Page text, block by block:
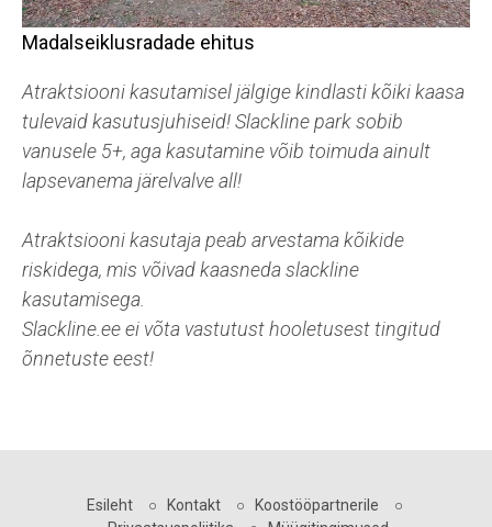
Madalseiklusradade ehitus
Atraktsiooni kasutamisel jälgige kindlasti kõiki kaasa
tulevaid kasutusjuhiseid! Slackline park sobib
vanusele 5+, aga kasutamine võib toimuda ainult
lapsevanema järelvalve all!
Atraktsiooni kasutaja peab arvestama kõikide
riskidega, mis võivad kaasneda slackline
kasutamisega.
Slackline.ee ei võta vastutust hooletusest tingitud
õnnetuste eest!
Esileht○ Kontakt○ Koostööpartnerile ○